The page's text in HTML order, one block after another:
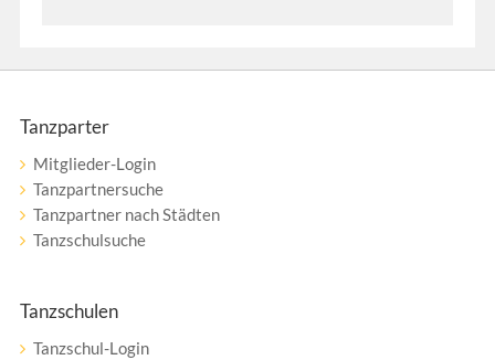
Tanzparter
Mitglieder-Login
Tanzpartnersuche
Tanzpartner nach Städten
Tanzschulsuche
Tanzschulen
Tanzschul-Login